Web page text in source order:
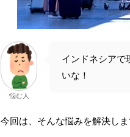
悩む人
インドネシアで
いな！
今回は、そんな悩みを解決しま